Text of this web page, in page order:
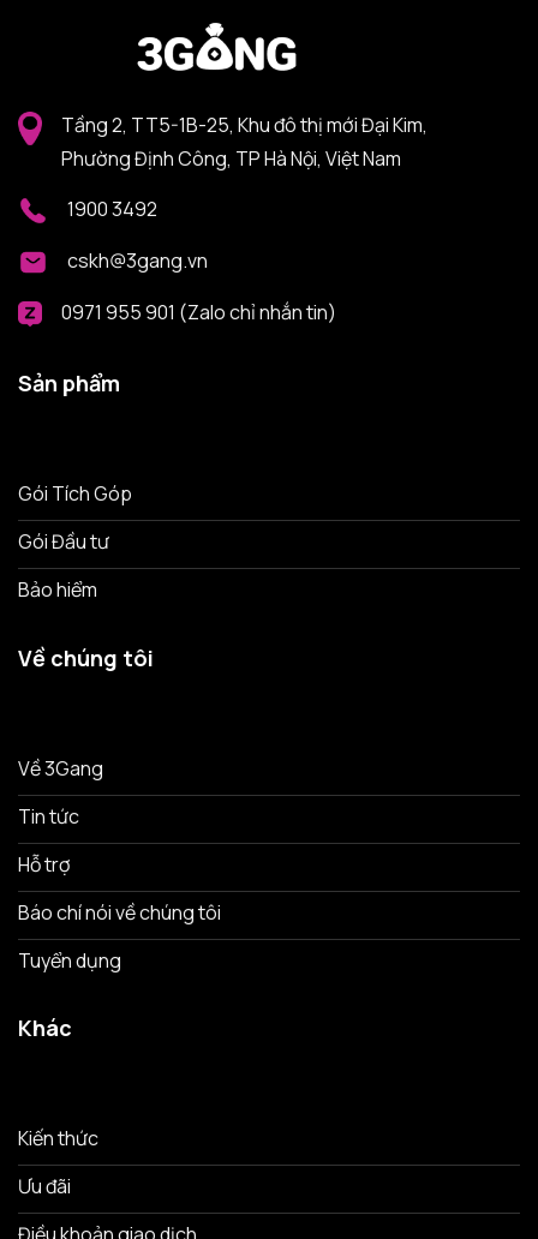
Tầng 2, TT5-1B-25, Khu đô thị mới Đại Kim,
Phường Định Công, TP Hà Nội, Việt Nam
1900 3492
cskh@3gang.vn
0971 955 901 (Zalo chỉ nhắn tin)
Sản phẩm
Gói Tích Góp
Gói Đầu tư
Bảo hiểm
Về chúng tôi
Về 3Gang
Tin tức
Hỗ trợ
Báo chí nói về chúng tôi
Tuyển dụng
Khác
Kiến thức
Ưu đãi